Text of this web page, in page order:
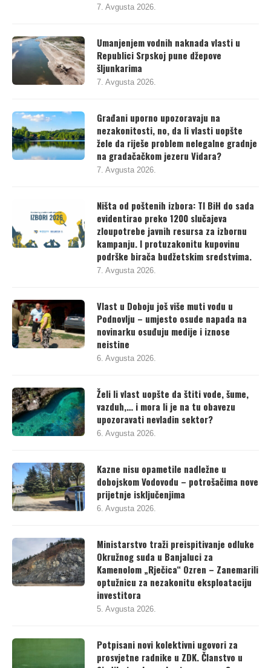
7. Avgusta 2026.
Umanjenjem vodnih naknada vlasti u
Republici Srpskoj pune džepove
šljunkarima
7. Avgusta 2026.
Građani uporno upozoravaju na
nezakonitosti, no, da li vlasti uopšte
žele da riješe problem nelegalne gradnje
na gradačačkom jezeru Vidara?
7. Avgusta 2026.
Ništa od poštenih izbora: TI BiH do sada
evidentirao preko 1200 slučajeva
zloupotrebe javnih resursa za izbornu
kampanju. I protuzakonitu kupovinu
podrške birača budžetskim sredstvima.
7. Avgusta 2026.
Vlast u Doboju još više muti vodu u
Podnovlju – umjesto osude napada na
novinarku osuđuju medije i iznose
neistine
6. Avgusta 2026.
Želi li vlast uopšte da štiti vode, šume,
vazduh,… i mora li je na tu obavezu
upozoravati nevladin sektor?
6. Avgusta 2026.
Kazne nisu opametile nadležne u
dobojskom Vodovodu – potrošačima nove
prijetnje isključenjima
6. Avgusta 2026.
Ministarstvo traži preispitivanje odluke
Okružnog suda u Banjaluci za
Kamenolom „Rječica“ Ozren – Zanemarili
optužnicu za nezakonitu eksploataciju
investitora
5. Avgusta 2026.
Potpisani novi kolektivni ugovori za
prosvjetne radnike u ZDK. Članstvo u